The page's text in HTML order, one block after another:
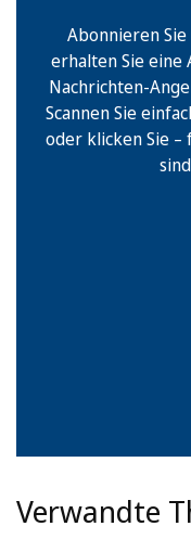
Abonnieren
erhalten Sie eine
Nachrichten-
Scannen Sie
oder klicken Sie
Verwandte